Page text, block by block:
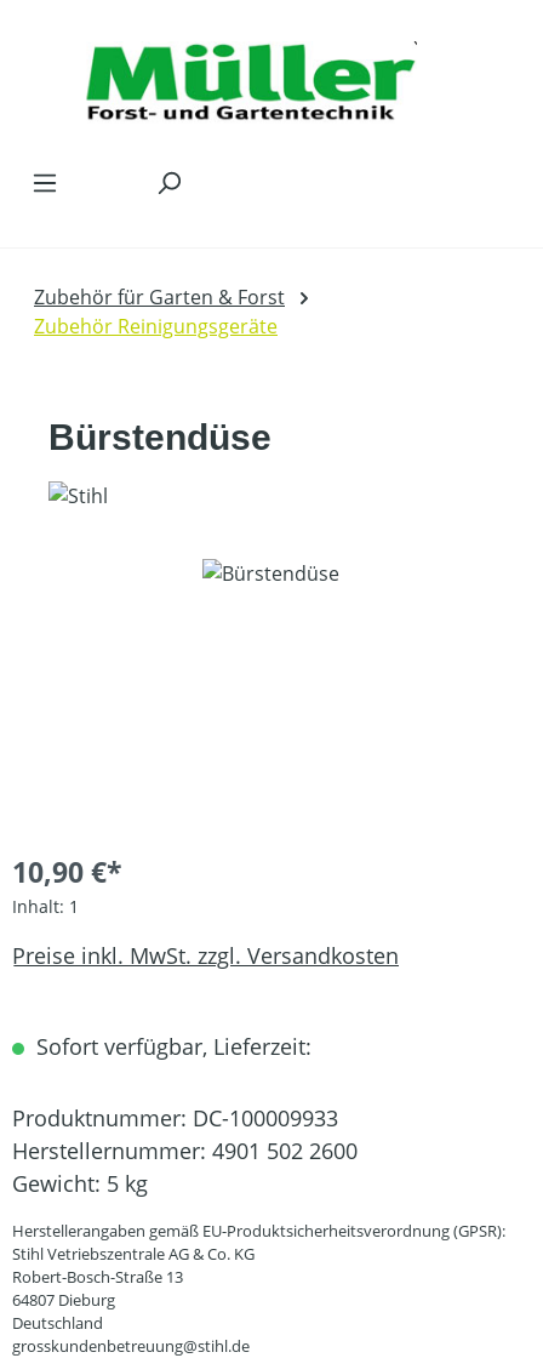
Zubehör für Garten & Forst
Zubehör Reinigungsgeräte
Bürstendüse
Bildergalerie überspringen
10,90 €*
Inhalt: 1
Preise inkl. MwSt. zzgl. Versandkosten
Sofort verfügbar, Lieferzeit:
Produktnummer: DC-100009933
Herstellernummer: 4901 502 2600
Gewicht: 5 kg
Herstellerangaben gemäß EU-Produktsicherheitsverordnung (GPSR):
Stihl Vetriebszentrale AG & Co. KG
Robert-Bosch-Straße 13
64807 Dieburg
Deutschland
grosskundenbetreuung@stihl.de